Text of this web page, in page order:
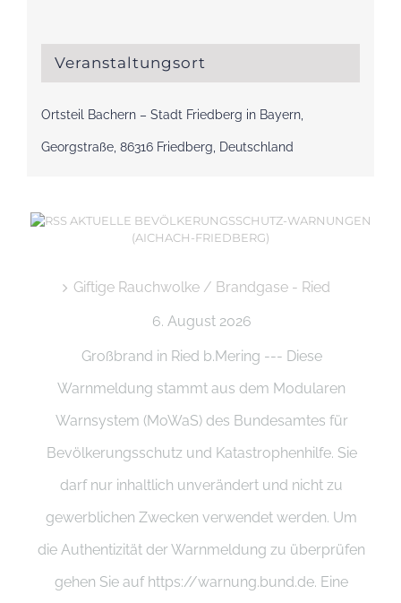
Veranstaltungsort
Ortsteil Bachern – Stadt Friedberg in Bayern,
Georgstraße, 86316 Friedberg, Deutschland
AKTUELLE BEVÖLKERUNGSSCHUTZ-WARNUNGEN
(AICHACH-FRIEDBERG)
Giftige Rauchwolke / Brandgase - Ried
6. August 2026
Großbrand in Ried b.Mering --- Diese
Warnmeldung stammt aus dem Modularen
Warnsystem (MoWaS) des Bundesamtes für
Bevölkerungsschutz und Katastrophenhilfe. Sie
darf nur inhaltlich unverändert und nicht zu
gewerblichen Zwecken verwendet werden. Um
die Authentizität der Warnmeldung zu überprüfen
gehen Sie auf https://warnung.bund.de. Eine